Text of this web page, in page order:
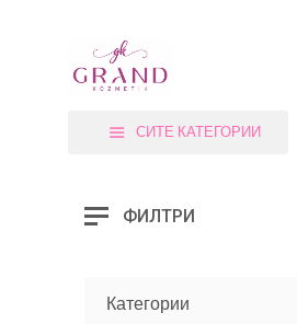
СИТЕ КАТЕГОРИИ
ФИЛТРИ
Категории